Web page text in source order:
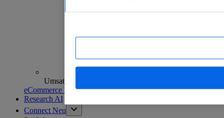
Umsatzanalysen und -prognosen
eCommerce Insights entdecken
Research AI
Connect Neu